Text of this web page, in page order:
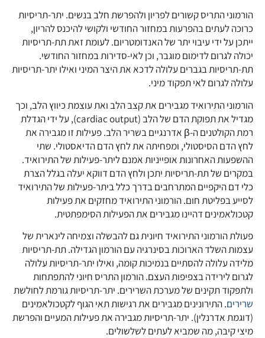
הורמוני התריס קשורים לפריון ולהפרשת חלב בנשים. יתר-תריסיות
כרוכה לעתים בהפרעות במחזור החודשי ולקושי להיכנס להריון,
ייתכן על ידי עיבוי יתר של האנדומטריום. לעומת זאת תת-תריסיות
יכולה לגרום לדימום מוגבר, וכן לאי-סדירות במחזור החודשי.
תת-תריסיות בגברים עלולה לדכא את היצר המיני ואילו יתר-תריסיות
עלולה לגרום לאי תפקוד מיני.
הורמוני התירואיד מגבירים את קצב הלב ואת עוצמת כיווץ הלב, וכך
מגדיל את תפוקת הדם של הלב (cardiac output), על ידי הגדלת
רמת הקולטנים ה-β אדרנגיים בשריר הלב. פעילות זו מגבירה את
לחץ הדם הסיסטולי, ומפחיתה את לחץ הדם הדיאסטולי. שתי
ההשפעות האחרונות אופייניות אמנם ליתר-פעילות של התירואיד.
במקרים של תת-תריסיות יתכן ולחץ הדם דווקא יעלה בגלל הצרת
כלי דם היקפיים המתרחבים בדרך כלל ביתר-פעילות של התירואיד
לסייע בפליטת חום. הורמוני התירואיד מחזקים את פעילות
קטכולאמינים דהיינו מגבירים את הפעילות הסימפתטית.
פעולת הורמוני התירואיד חיונית גם להבשלה וצמיחה לינארית של
עצמות השלד הארוכות בסינרגיה עם הורמון הגדילה. תת-תריסיות
מלידה עלולה להסתיים בנמיכות קומה, ואילו יתר-תריסיות עלולה
לגרום לירידה בצפיפות העצם. הורמון התריס חיוני להתפתחות
ולתפקוד תקינים של מערכת השרירים. יתר-תריסיות גורמת לחולשת
שרירים. התירונינים מגבירים את רגישות תאי הגוף לקטכולאמינים
(דוגמת אדרנלין). יתר-תריסיות מגבירה את פעילות המעיים והפרשת
מיצי קיבה, מה שמביא לעתים לשלשולים.